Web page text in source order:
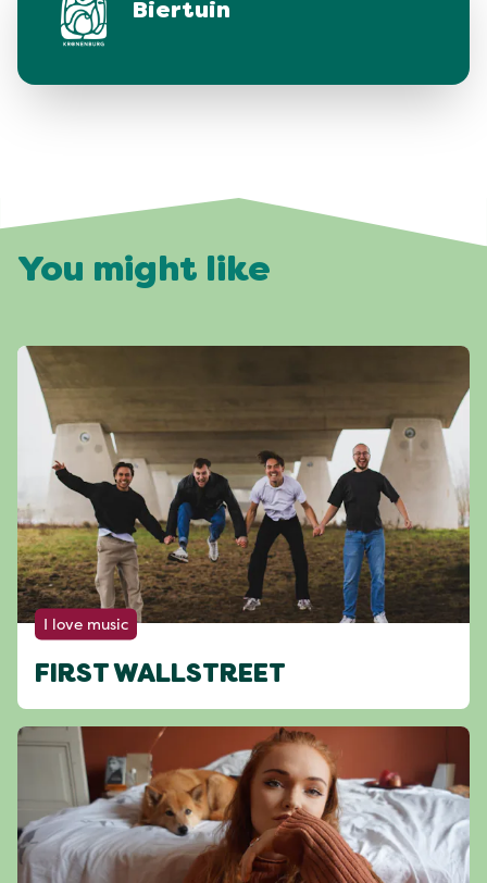
Biertuin
You might like
I love music
FIRST WALLSTREET